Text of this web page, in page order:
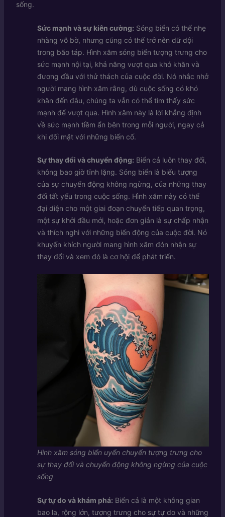
sống.
Sức mạnh và sự kiên cường: Sóng biển có thể nhẹ
nhàng vỗ bờ, nhưng cũng có thể trở nên dữ dội
trong bão táp. Hình xăm sóng biển tượng trưng cho
sức mạnh nội tại, khả năng vượt qua khó khăn và
đương đầu với thử thách của cuộc đời. Nó nhắc nhở
người mang hình xăm rằng, dù cuộc sống có khó
khăn đến đâu, chúng ta vẫn có thể tìm thấy sức
mạnh để vượt qua. Hình xăm này là lời khẳng định
về sức mạnh tiềm ẩn bên trong mỗi người, ngay cả
khi đối mặt với những biến cố.
Sự thay đổi và chuyển động: Biển cả luôn thay đổi,
không bao giờ tĩnh lặng. Sóng biển là biểu tượng
của sự chuyển động không ngừng, của những thay
đổi tất yếu trong cuộc sống. Hình xăm này có thể
đại diện cho một giai đoạn chuyển tiếp quan trọng,
một sự khởi đầu mới, hoặc đơn giản là sự chấp nhận
và thích nghi với những biến động của cuộc đời. Nó
khuyến khích người mang hình xăm đón nhận sự
thay đổi và xem đó là cơ hội để phát triển.
Hình xăm sóng biển uyển chuyển tượng trưng cho
sự thay đổi và chuyển động không ngừng của cuộc
sống
Sự tự do và khám phá: Biển cả là một không gian
bao la, rộng lớn, tượng trưng cho sự tự do và những